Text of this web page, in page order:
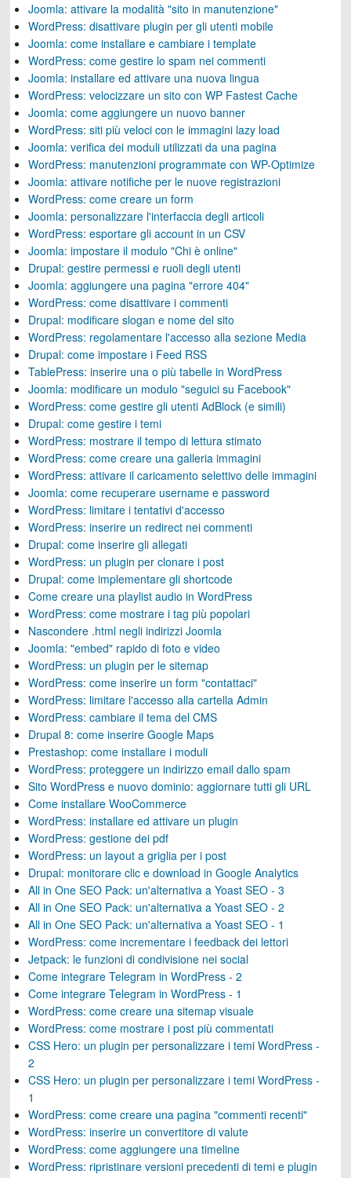
Joomla: attivare la modalità "sito in manutenzione"
WordPress: disattivare plugin per gli utenti mobile
Joomla: come installare e cambiare i template
WordPress: come gestire lo spam nei commenti
Joomla: installare ed attivare una nuova lingua
WordPress: velocizzare un sito con WP Fastest Cache
Joomla: come aggiungere un nuovo banner
WordPress: siti più veloci con le immagini lazy load
Joomla: verifica dei moduli utilizzati da una pagina
WordPress: manutenzioni programmate con WP-Optimize
Joomla: attivare notifiche per le nuove registrazioni
WordPress: come creare un form
Joomla: personalizzare l'interfaccia degli articoli
WordPress: esportare gli account in un CSV
Joomla: impostare il modulo "Chi è online"
Drupal: gestire permessi e ruoli degli utenti
Joomla: aggiungere una pagina "errore 404"
WordPress: come disattivare i commenti
Drupal: modificare slogan e nome del sito
WordPress: regolamentare l'accesso alla sezione Media
Drupal: come impostare i Feed RSS
TablePress: inserire una o più tabelle in WordPress
Joomla: modificare un modulo "seguici su Facebook"
WordPress: come gestire gli utenti AdBlock (e simili)
Drupal: come gestire i temi
WordPress: mostrare il tempo di lettura stimato
WordPress: come creare una galleria immagini
WordPress: attivare il caricamento selettivo delle immagini
Joomla: come recuperare username e password
WordPress: limitare i tentativi d'accesso
WordPress: inserire un redirect nei commenti
Drupal: come inserire gli allegati
WordPress: un plugin per clonare i post
Drupal: come implementare gli shortcode
Come creare una playlist audio in WordPress
WordPress: come mostrare i tag più popolari
Nascondere .html negli indirizzi Joomla
Joomla: "embed" rapido di foto e video
WordPress: un plugin per le sitemap
WordPress: come inserire un form "contattaci"
WordPress: limitare l'accesso alla cartella Admin
WordPress: cambiare il tema del CMS
Drupal 8: come inserire Google Maps
Prestashop: come installare i moduli
WordPress: proteggere un indirizzo email dallo spam
Sito WordPress e nuovo dominio: aggiornare tutti gli URL
Come installare WooCommerce
WordPress: installare ed attivare un plugin
WordPress: gestione dei pdf
WordPress: un layout a griglia per i post
Drupal: monitorare clic e download in Google Analytics
All in One SEO Pack: un'alternativa a Yoast SEO - 3
All in One SEO Pack: un'alternativa a Yoast SEO - 2
All in One SEO Pack: un'alternativa a Yoast SEO - 1
WordPress: come incrementare i feedback dei lettori
Jetpack: le funzioni di condivisione nei social
Come integrare Telegram in WordPress - 2
Come integrare Telegram in WordPress - 1
WordPress: come creare una sitemap visuale
WordPress: come mostrare i post più commentati
CSS Hero: un plugin per personalizzare i temi WordPress -
2
CSS Hero: un plugin per personalizzare i temi WordPress -
1
WordPress: come creare una pagina "commenti recenti"
WordPress: inserire un convertitore di valute
WordPress: come aggiungere una timeline
WordPress: ripristinare versioni precedenti di temi e plugin